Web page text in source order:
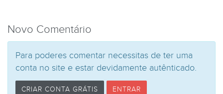
Novo Comentário
Para poderes comentar necessitas de ter uma
conta no site e estar devidamente autênticado.
CRIAR CONTA GRÁTIS ENTRAR